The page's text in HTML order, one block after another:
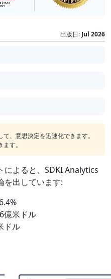
出版日: Jul 2026
、意思決定を迅速化できます。
す。
によると、SDKI Analytics
を出しています:
6.4%
億米ドル
ドル